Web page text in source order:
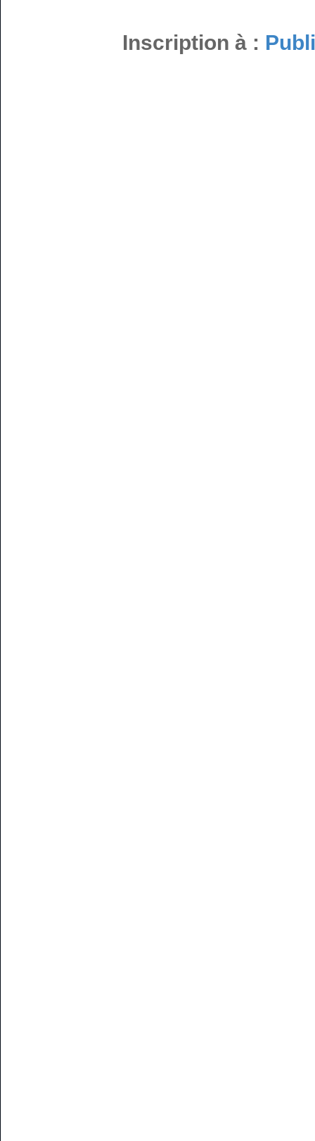
Inscription à :